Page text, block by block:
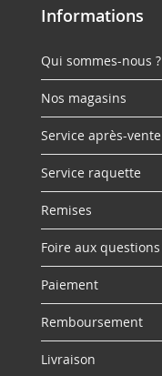
Informations
Qui sommes-nous ?
Nos magasins
Service après-vente
Service raquette
Remises
Foire aux questions
Paiement
Remboursement
Livraison